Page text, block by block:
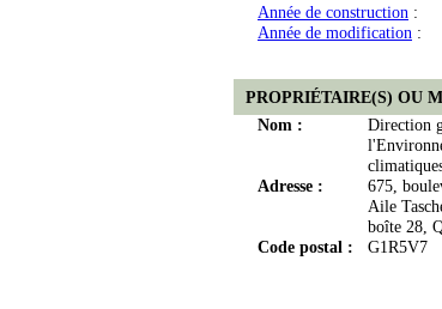
Année de construction :
Année de modification :
PROPRIÉTAIRE(S) OU
Nom :
Direction
Adresse :
675,
Aile
boîte 28,
Code postal :
G1R5V7